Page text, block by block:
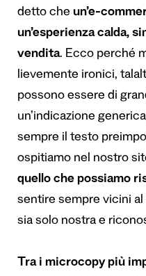
detto che un’e-
un’esperienza calda,
vendita. Ecco perché
lievemente ironici,
possono essere di
un’indicazione
sempre il testo
ospitiamo nel nostro
quello che possiamo
sentire sempre vicini
sia solo nostra e
Tra i microcopy più